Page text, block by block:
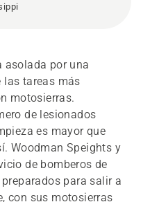
asolada por una
las tareas más
motosierras.
de lesionados
es mayor que
Woodman Speights y
de bomberos de
para salir a
con sus motosierras